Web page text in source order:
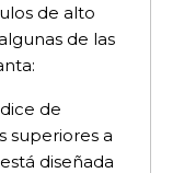
de alto
de las
de
superiores a
diseñada